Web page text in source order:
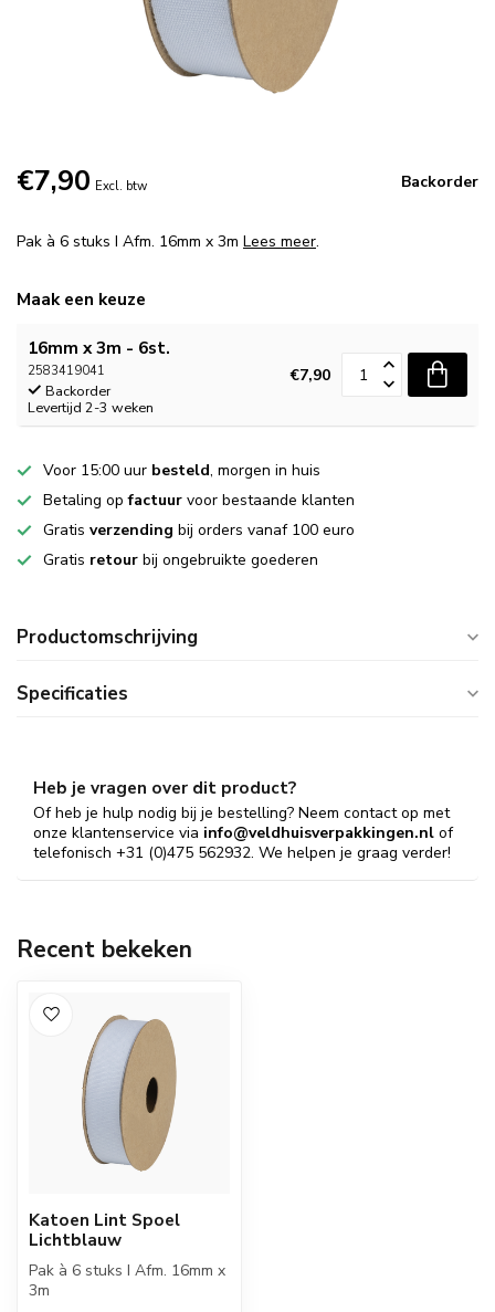
€7,90 Excl. btw Backorder
Pak à 6 stuks I Afm. 16mm x 3m Lees meer.
Maak een keuze
16mm x 3m - 6st.
2583419041
Backorder
Levertijd 2-3 weken
€7,90
Voor 15:00 uur besteld, morgen in huis
Betaling opfactuur voor bestaande klanten
Gratis verzending bij orders vanaf 100 euro
Gratis retour bij ongebruikte goederen
Productomschrijving
Specificaties
Heb je vragen over dit product?
Of heb je hulp nodig bij je bestelling? Neem contact op met
onze klantenservice via info@veldhuisverpakkingen.nl of
telefonisch +31 (0)475 562932. We helpen je graag verder!
Recent bekeken
Katoen Lint Spoel
Lichtblauw
Pak à 6 stuks I Afm. 16mm x
3m